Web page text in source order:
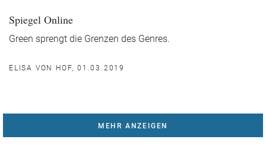
Spiegel Online
Green sprengt die Grenzen des Genres.
ELISA VON HOF, 01.03.2019
MEHR ANZEIGEN